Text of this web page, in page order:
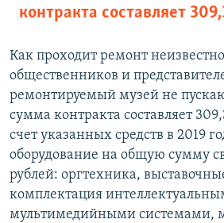
контракта составляет
Как проходит ремонт
общественников и
ремонтируемый музей не
сумма контракта составляет
счет указанных средств в 2019
оборудование на общую сумму
рублей: оргтехника,
комплектация
мультимедийными системами,